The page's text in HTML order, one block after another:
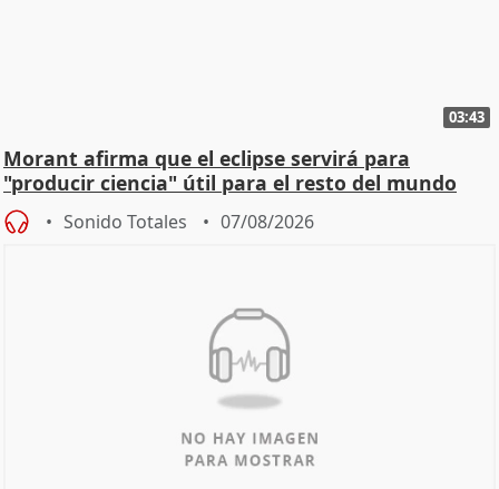
03:43
Morant afirma que el eclipse servirá para
"producir ciencia" útil para el resto del mundo
Sonido Totales 07/08/2026